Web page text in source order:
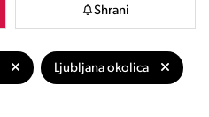
Shrani
Ljubljana okolica